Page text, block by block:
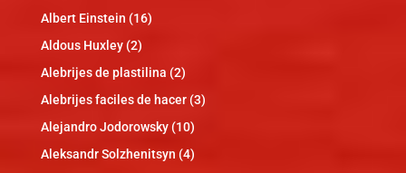
Albert Einstein (16)
Aldous Huxley(2)
Alebrijes de plastilina (2)
Alebrijes faciles de hacer(3)
Alejandro Jodorowsky(10)
Aleksandr Solzhenitsyn (4)